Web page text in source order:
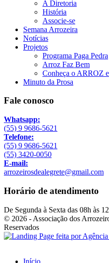
A Diretoria
História
Associe-se
Semana Arrozeira
Notícias
Projetos
Programa Paga Pedra
Arroz Faz Bem
Conheça o ARROZ e
Minuto da Prosa
Fale conosco
Whatsapp:
(55) 9 9686-5621
Telefone:
(55) 9 9686-5621
(55) 3420-0050
E-mail:
arrozeirosdealegrete@gmail.com
Horário de atendimento
De Segunda à Sexta das 08h às
© 2026 - Associação dos
Reservados
Início